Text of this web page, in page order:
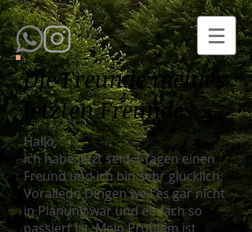
Die Freunde meines
letzten Freundes...
Hallo,
ich habe jetzt seid 3 Tagen einen
Freund und ich bin sehr glücklich.
Voralledn Dingen weil es gar nicht
in Planung war und einfach so
passiert ist. Mein Problem ist